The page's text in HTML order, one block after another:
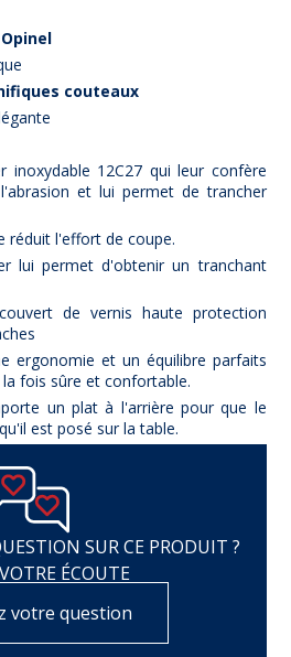
Opinel
couteaux
inoxydable 12C27 qui leur confère
et lui permet de trancher
réduit l'effort de coupe.
lui permet d'obtenir un tranchant
de vernis haute protection
ergonomie et un équilibre parfaits
fois sûre et confortable.
un plat à l'arrière pour que le
est posé sur la table.
SUR CE PRODUIT ?
ÉCOUTE
votre question